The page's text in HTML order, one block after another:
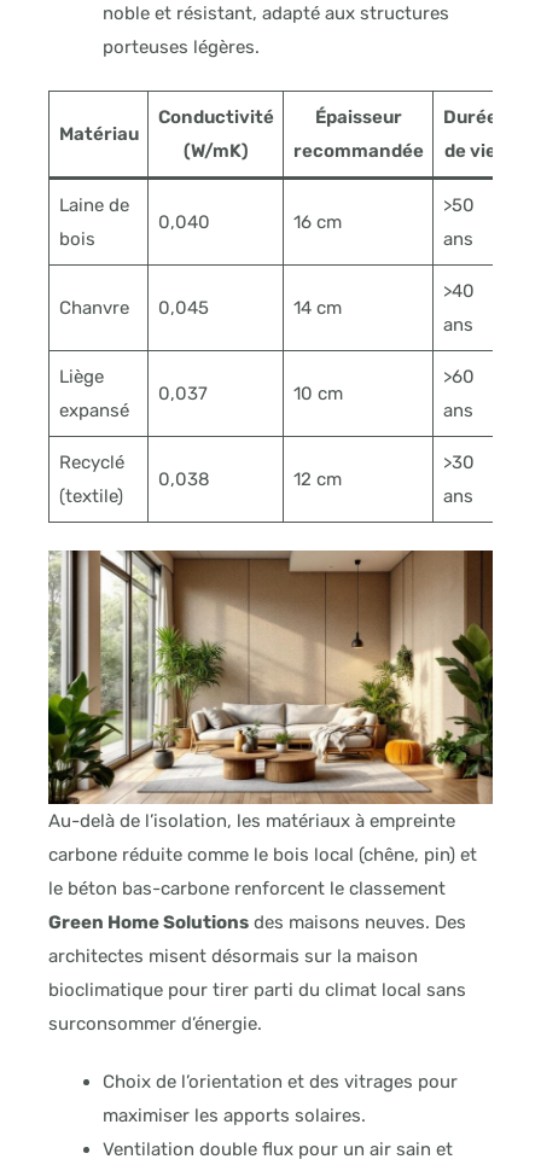
noble et résistant, adapté aux structures
porteuses légères.
Matériau
Conductivité
(W/mK)
Épaisseur
recommandée
Durée
de vie
Laine de
bois
0,040 16 cm
>50
ans
Chanvre 0,045 14 cm
>40
ans
Liège
expansé
0,037 10 cm
>60
ans
Recyclé
(textile)
0,038 12 cm
>30
ans
Au-delà de l’isolation, les matériaux à empreinte
carbone réduite comme le bois local (chêne, pin) et
le béton bas-carbone renforcent le classement
Green Home Solutions des maisons neuves. Des
architectes misent désormais sur la maison
bioclimatique pour tirer parti du climat local sans
surconsommer d’énergie.
Choix de l’orientation et des vitrages pour
maximiser les apports solaires.
Ventilation double flux pour un air sain et